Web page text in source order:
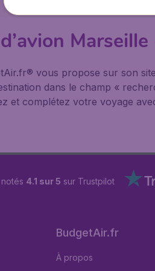
vous propose sur son
dans le champ «
et complétez votre voyage
4.1 sur 5 sur Trustpilot
BudgetAir.fr
À propos